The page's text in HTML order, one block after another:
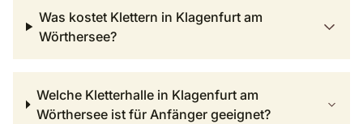
Was kostet Klettern in Klagenfurt am
Wörthersee?
Welche Kletterhalle in Klagenfurt am
Wörthersee ist für Anfänger geeignet?